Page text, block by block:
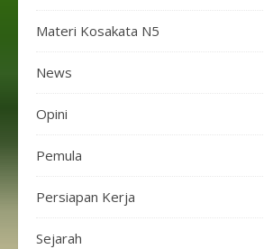
Materi Kosakata N5
News
Opini
Pemula
Persiapan Kerja
Sejarah